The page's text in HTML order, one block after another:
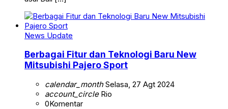
News Update
Berbagai Fitur dan Teknologi Baru New
Mitsubishi Pajero Sport
calendar_monthSelasa, 27 Agt 2024
account_circleRio
0Komentar